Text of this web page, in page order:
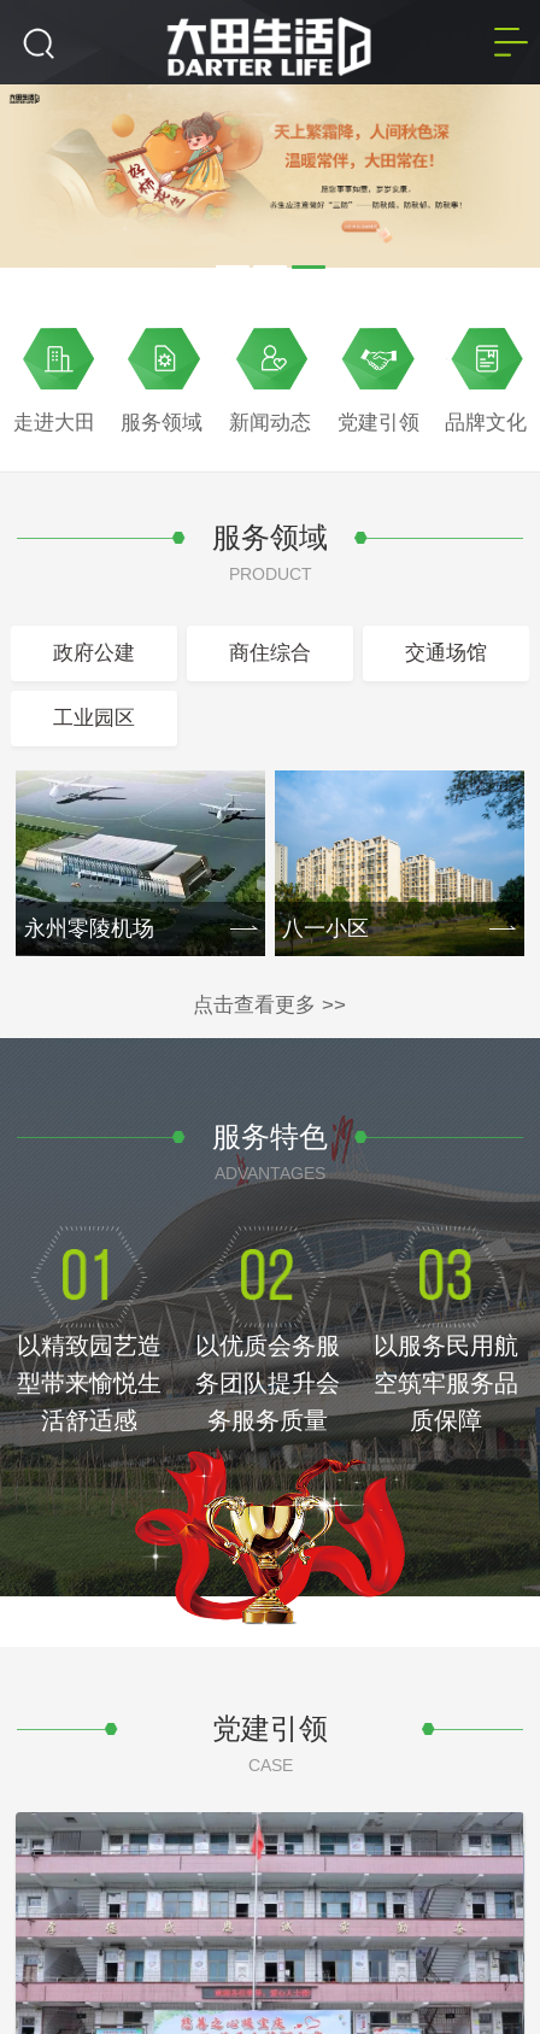
走进大田 服务领域 新闻动态 党建引领 品牌文化
服务领域
PRODUCT
政府公建 商住综合 交通场馆
工业园区
永州零陵机场 八一小区
点击查看更多 >>
服务特色
ADVANTAGES
以精致园艺造
型带来愉悦生
活舒适感
以优质会务服
务团队提升会
务服务质量
以服务民用航
空筑牢服务品
质保障
党建引领
CASE